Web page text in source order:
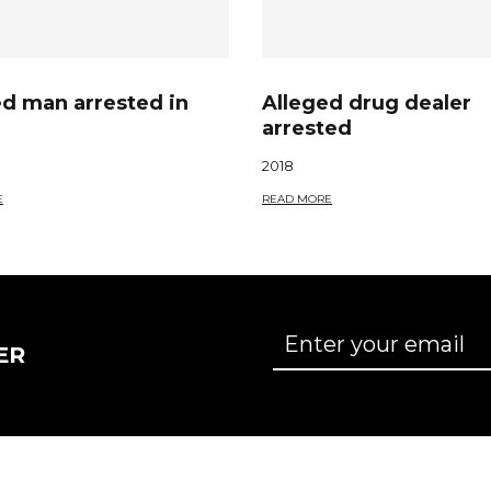
man arrested in
Alleged drug dealer
arrested
2018
READ MORE